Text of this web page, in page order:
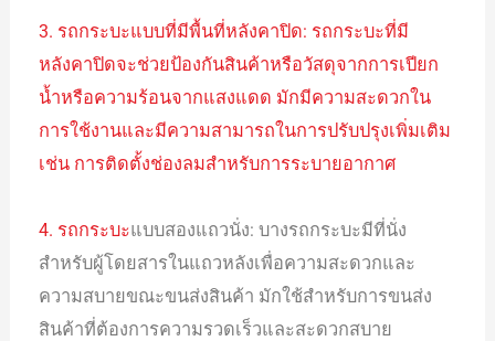
3. รถกระบะแบบที่มีพื้นที่หลังคาปิด: รถกระบะที่มี
หลังคาปิดจะช่วยป้องกันสินค้าหรือวัสดุจากการเปียก
น้ำหรือความร้อนจากแสงแดด มักมีความสะดวกใน
การใช้งานและมีความสามารถในการปรับปรุงเพิ่มเติม
เช่น การติดตั้งช่องลมสำหรับการระบายอากาศ
4. รถกระบะแบบสองแถวนั่ง: บางรถกระบะมีที่นั่ง
สำหรับผู้โดยสารในแถวหลังเพื่อความสะดวกและ
ความสบายขณะขนส่งสินค้า มักใช้สำหรับการขนส่ง
สินค้าที่ต้องการความรวดเร็วและสะดวกสบาย